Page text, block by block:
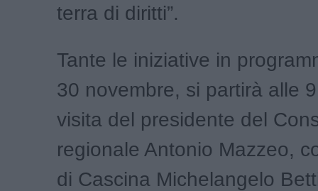
terra di diritti”.
Tante le iniziative in
30 novembre, si partirà alle
visita del presidente del
regionale Antonio Mazzeo,
di Cascina Michelangelo